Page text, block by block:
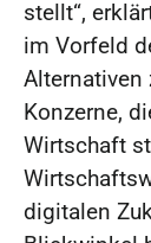
stellt“,
im Vorfeld
Alternativen
Konzerne,
Wirtschaft
digitalen